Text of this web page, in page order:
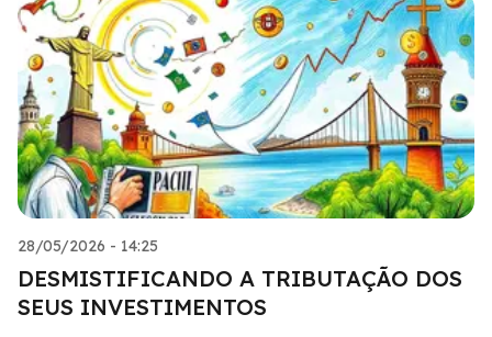
28/05/2026 - 14:25
DESMISTIFICANDO A TRIBUTAÇÃO DOS
SEUS INVESTIMENTOS